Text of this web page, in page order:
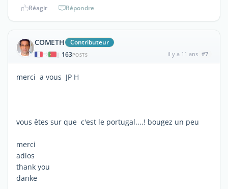
Réagir Répondre
COMETH Contributeur
| 163POSTS il y a 11 ans #7
merci a vous JP H
vous êtes sur que c'est le portugal....! bougez un peu
merci
adios
thank you
danke